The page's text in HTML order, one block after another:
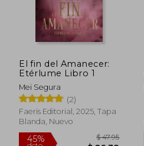
dcto. $ 30.49
El fin del Amanecer:
Etérlume Libro 1
Mei Segura
(2)
Faeris Editorial, 2025, Tapa
Blanda, Nuevo